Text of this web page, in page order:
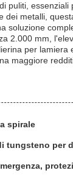
puliti,
metalli,
soluzione
2.000 mm,
per
maggiore
spirale
tungsteno per